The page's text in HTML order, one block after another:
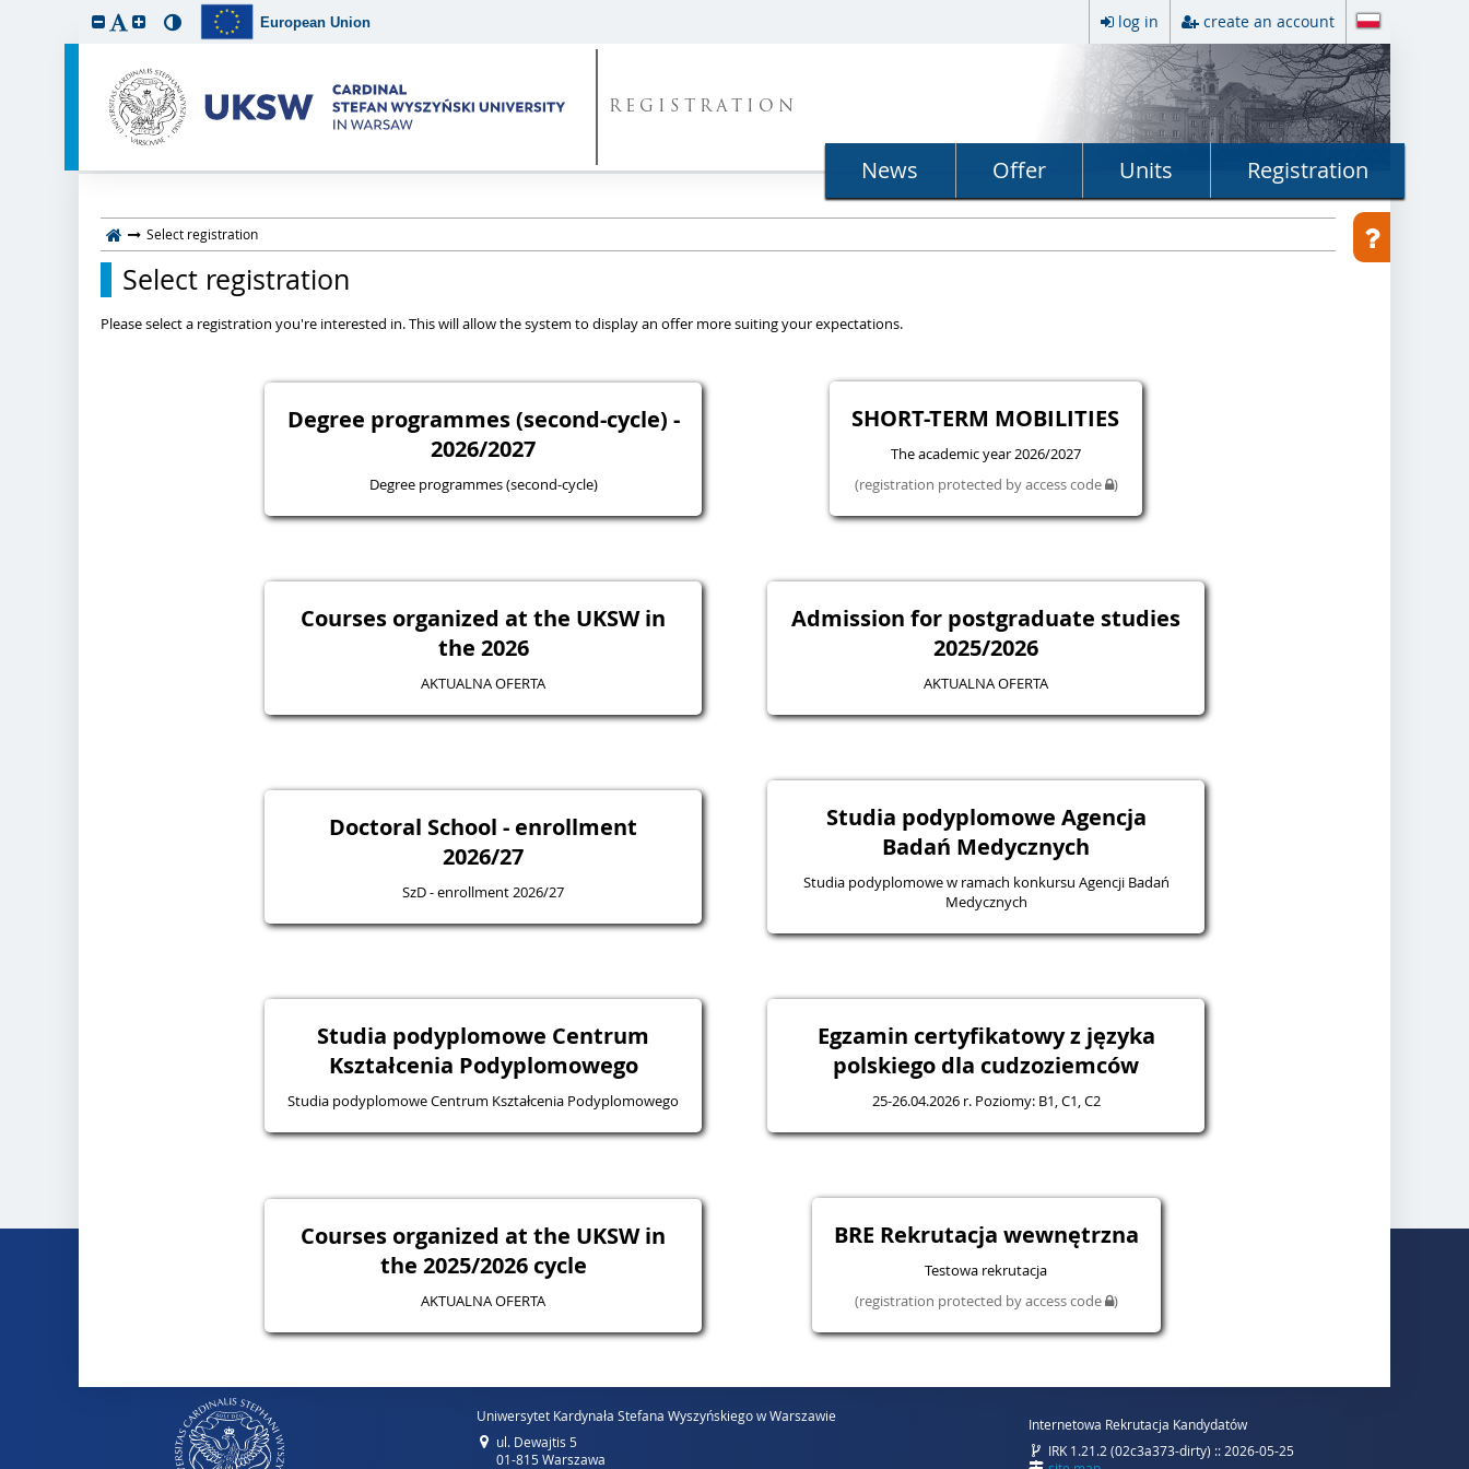
European Union log in create an account
REGISTRATION
News Offer Units Registration
Select registration
Select registration
Please select a registration you're interested in. This will allow the system to display an offer more suiting your expectations.
Degree programmes (second-cycle) -
2026/2027
Degree programmes (second-cycle)
SHORT-TERM MOBILITIES
The academic year 2026/2027
(registration protected by access code )
Courses organized at the UKSW in
the 2026
AKTUALNA OFERTA
Admission for postgraduate studies
2025/2026
AKTUALNA OFERTA
Doctoral School - enrollment
2026/27
SzD - enrollment 2026/27
Studia podyplomowe Agencja
Badań Medycznych
Studia podyplomowe w ramach konkursu Agencji Badań
Medycznych
Studia podyplomowe Centrum
Kształcenia Podyplomowego
Studia podyplomowe Centrum Kształcenia Podyplomowego
Egzamin certyfikatowy z języka
polskiego dla cudzoziemców
25-26.04.2026 r. Poziomy: B1, C1, C2
Courses organized at the UKSW in
the 2025/2026 cycle
AKTUALNA OFERTA
BRE Rekrutacja wewnętrzna
Testowa rekrutacja
(registration protected by access code )
Uniwersytet Kardynała Stefana Wyszyńskiego w Warszawie
ul. Dewajtis 5
01-815 Warszawa
Internetowa Rekrutacja Kandydatów
IRK 1.21.2 (02c3a373-dirty) :: 2026-05-25